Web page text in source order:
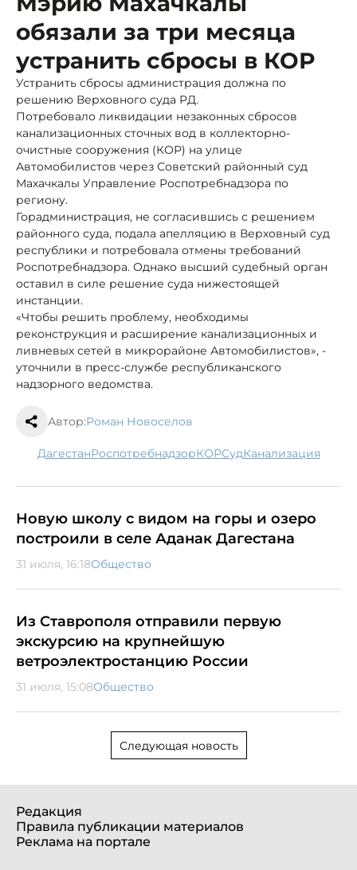
обязали за три месяца
устранить сбросы в КОР
Устранить сбросы администрация должна по
решению Верховного суда РД.
Потребовало ликвидации незаконных сбросов
канализационных сточных вод в коллекторно-
очистные сооружения (КОР) на улице
Автомобилистов через Советский районный суд
Махачкалы Управление Роспотребнадзора по
региону.
Горадминистрация, не согласившись с решением
районного суда, подала апелляцию в Верховный суд
республики и потребовала отмены требований
Роспотребнадзора. Однако высший судебный орган
оставил в силе решение суда нижестоящей
инстанции.
«Чтобы решить проблему, необходимы
реконструкция и расширение канализационных и
ливневых сетей в микрорайоне Автомобилистов», -
уточнили в пресс-службе республиканского
надзорного ведомства.
Автор:Роман Новоселов
Дагестан Роспотребнадзор КОР суд канализация
Новую школу с видом на горы и озеро
построили в селе Аданак Дагестана
31 июля, 16:18Общество
Из Ставрополя отправили первую
экскурсию на крупнейшую
ветроэлектростанцию России
31 июля, 15:08Общество
Следующая новость
Редакция
Правила публикации материалов
Реклама на портале